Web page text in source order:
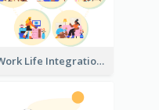
Work Life Integration